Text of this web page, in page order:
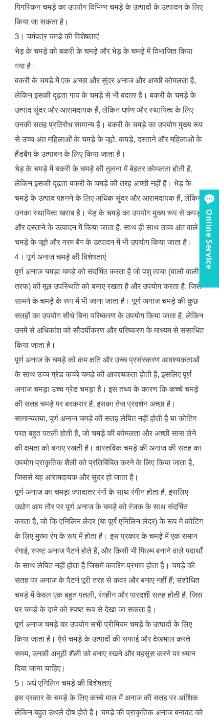
पिगस्किन चमड़े का उपयोग विभिन्न चमड़े के उत्पादों के उत्पादन के लिए
किया जा सकता है।
3। चर्मपत्र चमड़े की विशेषताएं
भेड़ के चमड़े को बकरी के चमड़े और भेड़ के चमड़े में विभाजित किया
गया है।
बकरी के चमड़े में एक अच्छा और सुंदर अनाज और अच्छी कोमलता है,
लेकिन इसकी दृढ़ता गाय के चमड़े से भी बदतर है। बकरी के चमड़े के
उत्पाद सुंदर और आरामदायक हैं, लेकिन घर्षण और स्थायित्व के लिए
उनकी सतह प्रतिरोध सामान्य हैं। बकरी के चमड़े का उपयोग मुख्य रूप
से उच्च अंत महिलाओं के चमड़े के जूते, कपड़े, दस्ताने और महिलाओं के
हैंडबैग के उत्पादन के लिए किया जाता है।
भेड़ के चमड़े में बकरी के चमड़े की तुलना में बेहतर कोमलता होती है,
लेकिन इसकी दृढ़ता बकरी के चमड़े की तरह अच्छी नहीं है। भेड़ के
चमड़े के उत्पाद पहनने के लिए अधिक सुंदर और आरामदायक हैं, लेकिन
उनका स्थायित्व खराब है। भेड़ के चमड़े का उपयोग मुख्य रूप से कपड़ों
और दस्ताने के उत्पादन में किया जाता है, साथ ही साथ उच्च अंत वाले
चमड़े के जूते और नरम बैग के उत्पादन में भी उपयोग किया जाता है।
4। पूर्ण अनाज चमड़े की विशेषताएं
पूर्ण अनाज चमड़ा चमड़े को संदर्भित करता है जो पशु त्वचा (बालों वाली
तरफ) की मूल उपस्थिति को बनाए रखता है और उपयोग करता है, जिसे
सामने के चमड़े के रूप में भी जाना जाता है। पूर्ण अनाज चमड़े की कुछ
सतहों का उपयोग सीधे बिना परिष्करण के उपयोग किया जाता है, लेकिन
उनमें से अधिकांश को सौंदर्यीकरण और परिष्करण के माध्यम से संसाधित
किया जाता है।
पूर्ण अनाज के चमड़े को कम क्षति और उच्च प्रसंस्करण आवश्यकताओं
के साथ उच्च ग्रेड कच्चे चमड़े की आवश्यकता होती है, इसलिए पूर्ण
अनाज चमड़ा उच्च ग्रेड चमड़ा है। इस तथ्य के कारण कि कच्चे चमड़े
की सतह चमड़े पर बरकरार है, इसका तेज प्रदर्शन अच्छा है।
सामान्यतया, पूर्ण अनाज चमड़े की सतह लेपित नहीं होती है या कोटिंग
परत बहुत पतली होती है, जो चमड़े की कोमलता और अच्छी सांस लेने
की क्षमता को बनाए रखती है। वास्तविक चमड़े की अनाज की सतह का
उपयोग प्राकृतिक शैली को प्रतिबिंबित करने के लिए किया जाता है,
जिससे यह आरामदायक और सुंदर हो जाता है।
पूर्ण अनाज का चमड़ा ज्यादातर रंगों के साथ रंगीन होता है, इसलिए
उद्योग आम तौर पर पूर्ण अनाज के चमड़े को रंजक के साथ संदर्भित
करता है, जो कि एनिलिन लेदर (या पूर्ण एनिलिन लेदर) के रूप में कोटिंग
के लिए मुख्य रंग के रूप में होता है। इस प्रकार के चमड़े में एक समान
रंगाई, स्पष्ट अनाज पैटर्न होते हैं, और किसी भी फिल्म बनाने वाले पदार्थों
के साथ लेपित नहीं होता है जिसमें कवरिंग प्रभाव होता है। चमड़े की
सतह पर अनाज के पैटर्न पूरी तरह से कवर और बनाए नहीं हैं; संशोधित
चमड़े में केवल एक बहुत पतली, रंगहीन और पारदर्शी सतह होती है, जिस
पर चमड़े के दाने को स्पष्ट रूप से देखा जा सकता है।
पूर्ण अनाज चमड़े का उपयोग सभी प्रीमियम चमड़े के उत्पादों के लिए
किया जाता है। ऐसे चमड़े के उत्पादों की सफाई और देखभाल करते
समय, उनकी अनूठी शैली को बनाए रखने और महसूस करने पर ध्यान
दिया जाना चाहिए।
5। अर्ध एनिलिन चमड़े की विशेषताएं
इस प्रकार के चमड़े के लिए कच्चे माल में अनाज की सतह पर आंशिक
लेकिन बहुत उथले दोष होते हैं। चमड़े की प्राकृतिक अनाज बनावट को
Online Service